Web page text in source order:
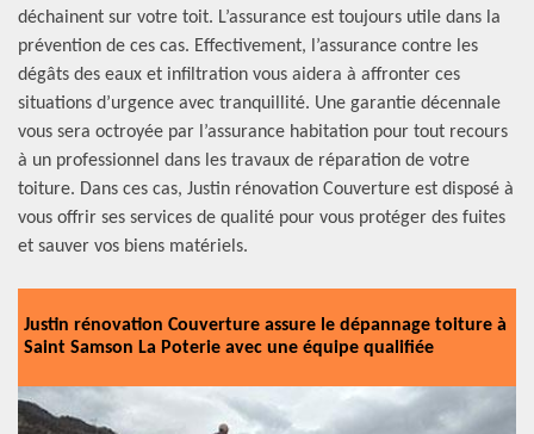
déchainent sur votre toit. L’assurance est toujours utile dans la
prévention de ces cas. Effectivement, l’assurance contre les
dégâts des eaux et infiltration vous aidera à affronter ces
situations d’urgence avec tranquillité. Une garantie décennale
vous sera octroyée par l’assurance habitation pour tout recours
à un professionnel dans les travaux de réparation de votre
toiture. Dans ces cas, Justin rénovation Couverture est disposé à
vous offrir ses services de qualité pour vous protéger des fuites
et sauver vos biens matériels.
Justin rénovation Couverture assure le dépannage toiture à
Saint Samson La Poterie avec une équipe qualifiée